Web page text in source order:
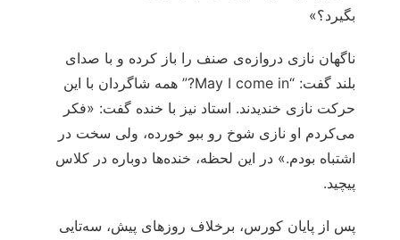
بگیرد؟»
ناگهان نازی دروازه‌ی صنف را باز کرده و با صدای
بلند گفت: “May I come in?” همه شاگردان با این
حرکت نازی خندیدند. استاد نیز با خنده گفت: «فکر
می‌کردم او نازی شوخ رو ببو خورده، ولی سخت در
اشتباه بودم.» در این لحظه، خنده‌ها دوباره در کلاس
پیچید.
پس از پایان کورس، برخلاف روزهای پیش، سه‌تایی